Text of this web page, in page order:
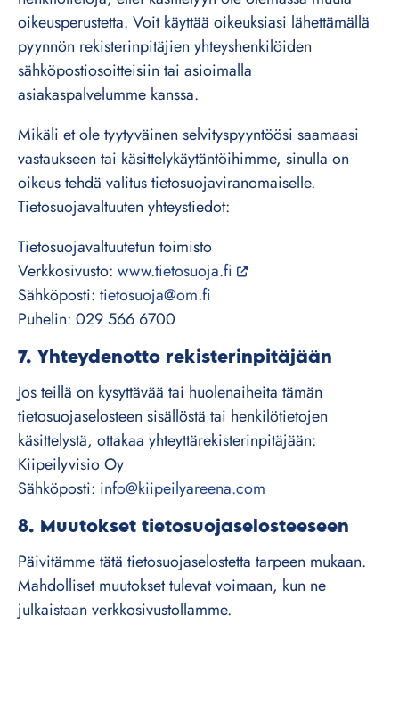
oikeusperustetta. Voit käyttää oikeuksiasi lähettämällä
pyynnön rekisterinpitäjien yhteyshenkilöiden
sähköpostiosoitteisiin tai asioimalla
asiakaspalvelumme kanssa.
Mikäli et ole tyytyväinen selvityspyyntöösi saamaasi
vastaukseen tai käsittelykäytäntöihimme, sinulla on
oikeus tehdä valitus tietosuojaviranomaiselle.
Tietosuojavaltuuten yhteystiedot:
Tietosuojavaltuutetun toimisto
Verkkosivusto: www.tietosuoja.fi
Sähköposti: tietosuoja@om.fi
Puhelin: 029 566 6700
7. Yhteydenotto rekisterinpitäjään
Jos teillä on kysyttävää tai huolenaiheita tämän
tietosuojaselosteen sisällöstä tai henkilötietojen
käsittelystä, ottakaa yhteyttärekisterinpitäjään:
Kiipeilyvisio Oy
Sähköposti: info@kiipeilyareena.com
8. Muutokset tietosuojaselosteeseen
Päivitämme tätä tietosuojaselostetta tarpeen mukaan.
Mahdolliset muutokset tulevat voimaan, kun ne
julkaistaan verkkosivustollamme.